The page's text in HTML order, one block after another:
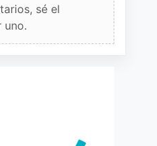
sé el
uno.